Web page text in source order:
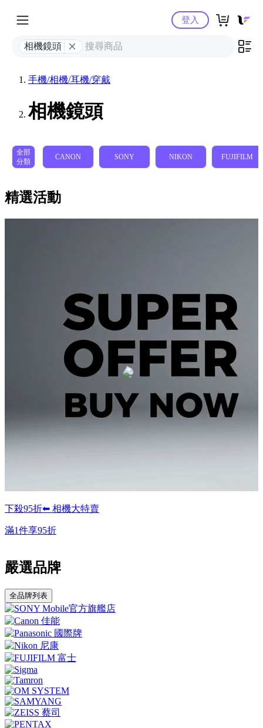
Yahoo購物中心
相機鏡頭
登入
手機/相機/耳機/穿戴
相機鏡頭
全部
分類
CANON SONY NIKON FUJIFILM
精選活動
下殺95折⬅︎ 相機大特賣
滿1件享95折
嚴選品牌
全品牌列表